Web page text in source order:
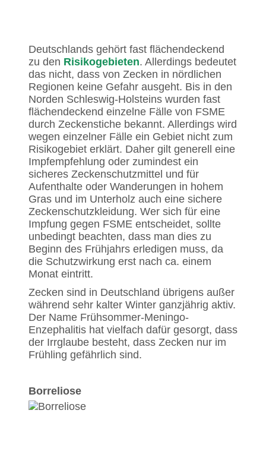
Deutschlands gehört fast flächendeckend
zu den Risikogebieten. Allerdings bedeutet
das nicht, dass von Zecken in nördlichen
Regionen keine Gefahr ausgeht. Bis in den
Norden Schleswig-Holsteins wurden fast
flächendeckend einzelne Fälle von FSME
durch Zeckenstiche bekannt. Allerdings wird
wegen einzelner Fälle ein Gebiet nicht zum
Risikogebiet erklärt. Daher gilt generell eine
Impfempfehlung oder zumindest ein
sicheres Zeckenschutzmittel und für
Aufenthalte oder Wanderungen in hohem
Gras und im Unterholz auch eine sichere
Zeckenschutzkleidung. Wer sich für eine
Impfung gegen FSME entscheidet, sollte
unbedingt beachten, dass man dies zu
Beginn des Frühjahrs erledigen muss, da
die Schutzwirkung erst nach ca. einem
Monat eintritt.
Zecken sind in Deutschland übrigens außer
während sehr kalter Winter ganzjährig aktiv.
Der Name Frühsommer-Meningo-
Enzephalitis hat vielfach dafür gesorgt, dass
der Irrglaube besteht, dass Zecken nur im
Frühling gefährlich sind.
Borreliose